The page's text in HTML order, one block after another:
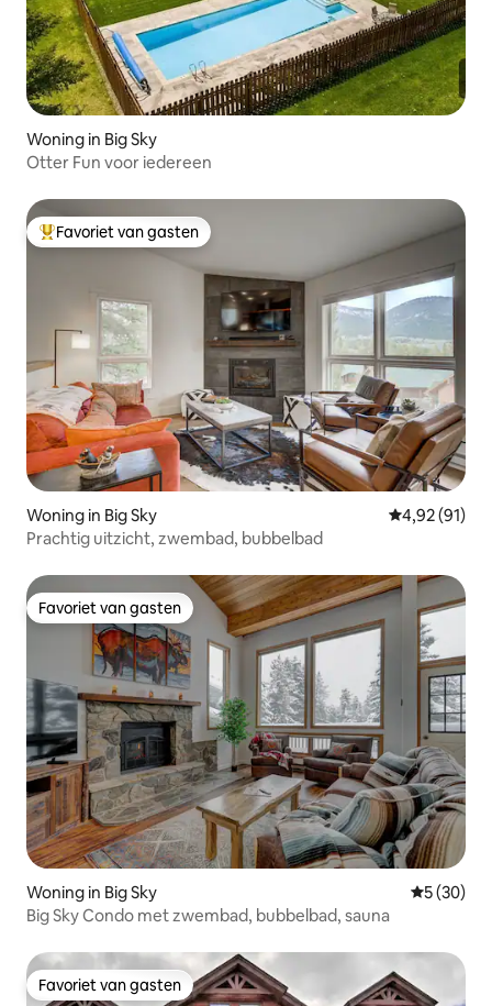
Woning in Big Sky
Otter Fun voor iedereen
Topfavoriet van gasten
Favoriet van gasten
Woning in Big Sky Gemiddelde
4,92 (91)
Prachtig uitzicht, zwembad, bubbelbad
Favoriet van gasten
Favoriet van gasten
Woning in Big Sky
5 (30)
Big Sky Condo met zwembad, bubbelbad, sauna
Favoriet van gasten
Favoriet van gasten